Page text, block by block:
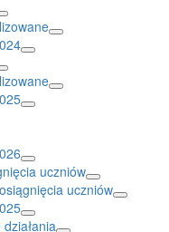
uczniów
uczniów